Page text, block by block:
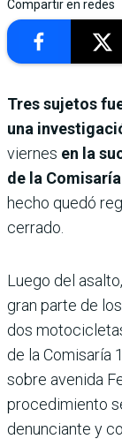
Compartir en redes
Tres sujetos
una
viernes en la
de la
hecho quedó
cerrado.
Luego del
gran parte de
dos
de la Comisaría
sobre avenida
procedimiento
denunciante y